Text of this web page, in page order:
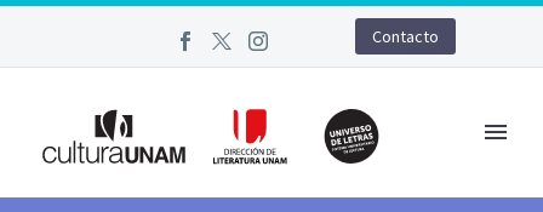
Contacto